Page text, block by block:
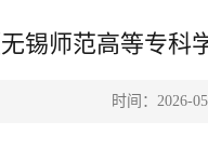
无锡师范高等专科
时间：2026-